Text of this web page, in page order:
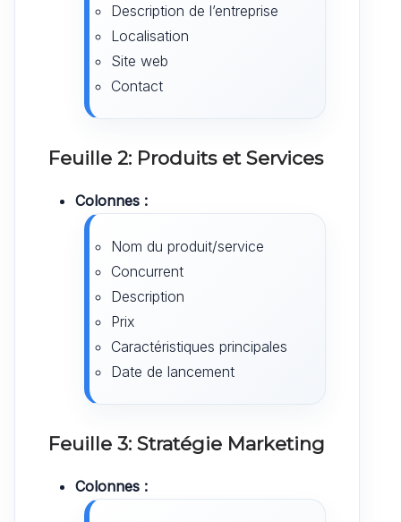
Description de l’entreprise
Localisation
Site web
Contact
Feuille 2: Produits et Services
Colonnes :
Nom du produit/service
Concurrent
Description
Prix
Caractéristiques principales
Date de lancement
Feuille 3: Stratégie Marketing
Colonnes :